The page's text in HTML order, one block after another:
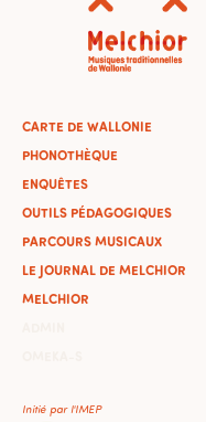
CARTE DE WALLONIE
PHONOTHÈQUE
ENQUÊTES
OUTILS PÉDAGOGIQUES
PARCOURS MUSICAUX
LE JOURNAL DE MELCHIOR
MELCHIOR
Initié par l'IMEP